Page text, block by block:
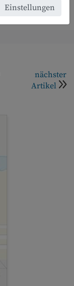
Einstellungen
nächster
Artikel